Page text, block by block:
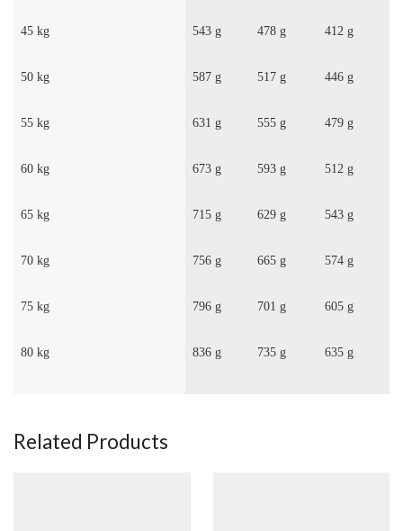
45 kg 543 g 478 g 412 g
50 kg 587 g 517 g 446 g
55 kg 631 g 555 g 479 g
60 kg 673 g 593 g 512 g
65 kg 715 g 629 g 543 g
70 kg 756 g 665 g 574 g
75 kg 796 g 701 g 605 g
80 kg 836 g 735 g 635 g
Related Products